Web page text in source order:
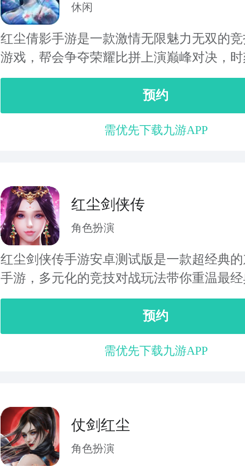
休闲
红尘倩影手游是一款激情无限魅力无双的
游戏，帮会争夺荣耀比拼上演巅峰对决，
预约
需优先下载九游APP
红尘剑侠传
角色扮演
红尘剑侠传手游安卓测试版是一款超经典
手游，多元化的竞技对战玩法带你重温最
预约
需优先下载九游APP
仗剑红尘
角色扮演